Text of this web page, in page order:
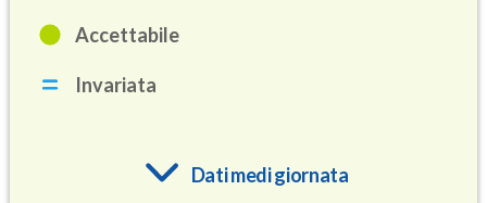
Accettabile
Invariata
Dati medi giornata